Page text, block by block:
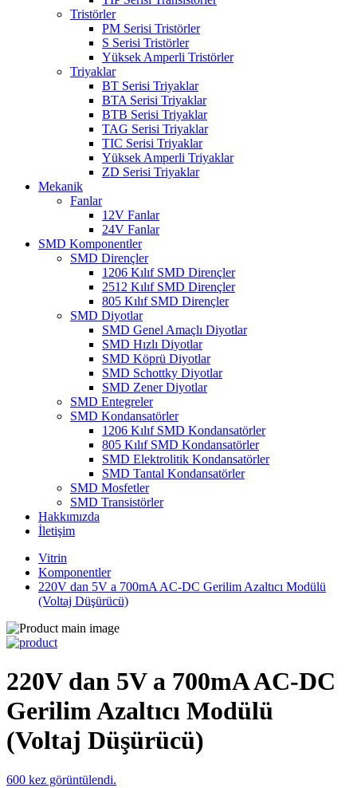
Tristörler
PM Serisi Tristörler
S Serisi Tristörler
Yüksek Amperli Tristörler
Triyaklar
BT Serisi Triyaklar
BTA Serisi Triyaklar
BTB Serisi Triyaklar
TAG Serisi Triyaklar
TIC Serisi Triyaklar
Yüksek Amperli Triyaklar
ZD Serisi Triyaklar
Mekanik
Fanlar
12V Fanlar
24V Fanlar
SMD Komponentler
SMD Dirençler
1206 Kılıf SMD Dirençler
2512 Kılıf SMD Dirençler
805 Kılıf SMD Dirençler
SMD Diyotlar
SMD Genel Amaçlı Diyotlar
SMD Hızlı Diyotlar
SMD Köprü Diyotlar
SMD Schottky Diyotlar
SMD Zener Diyotlar
SMD Entegreler
SMD Kondansatörler
1206 Kılıf SMD Kondansatörler
805 Kılıf SMD Kondansatörler
SMD Elektrolitik Kondansatörler
SMD Tantal Kondansatörler
SMD Mosfetler
SMD Transistörler
Hakkımızda
İletişim
Vitrin
Komponentler
220V dan 5V a 700mA AC-DC Gerilim Azaltıcı Modülü
(Voltaj Düşürücü)
220V dan 5V a 700mA AC-DC
Gerilim Azaltıcı Modülü
(Voltaj Düşürücü)
600 kez görüntülendi.